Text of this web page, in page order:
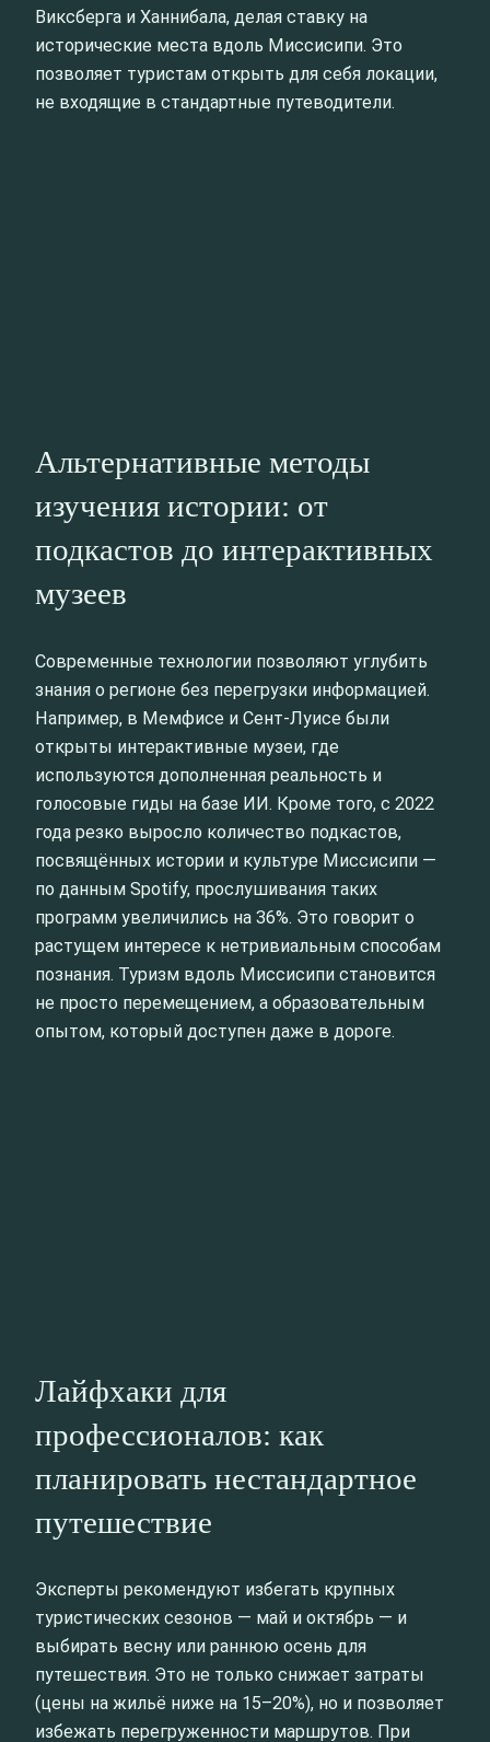
Виксберга и Ханнибала, делая ставку на
исторические места вдоль Миссисипи. Это
позволяет туристам открыть для себя локации,
не входящие в стандартные путеводители.
Альтернативные методы
изучения истории: от
подкастов до интерактивных
музеев
Современные технологии позволяют углубить
знания о регионе без перегрузки информацией.
Например, в Мемфисе и Сент-Луисе были
открыты интерактивные музеи, где
используются дополненная реальность и
голосовые гиды на базе ИИ. Кроме того, с 2022
года резко выросло количество подкастов,
посвящённых истории и культуре Миссисипи —
по данным Spotify, прослушивания таких
программ увеличились на 36%. Это говорит о
растущем интересе к нетривиальным способам
познания. Туризм вдоль Миссисипи становится
не просто перемещением, а образовательным
опытом, который доступен даже в дороге.
Лайфхаки для
профессионалов: как
планировать нестандартное
путешествие
Эксперты рекомендуют избегать крупных
туристических сезонов — май и октябрь — и
выбирать весну или раннюю осень для
путешествия. Это не только снижает затраты
(цены на жильё ниже на 15–20%), но и позволяет
избежать перегруженности маршрутов. При